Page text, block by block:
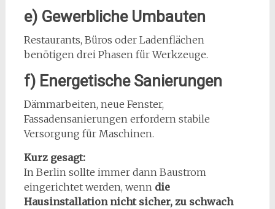
e) Gewerbliche Umbauten
Restaurants, Büros oder Ladenflächen
benötigen drei Phasen für Werkzeuge.
f) Energetische Sanierungen
Dämmarbeiten, neue Fenster,
Fassadensanierungen erfordern stabile
Versorgung für Maschinen.
Kurz gesagt:
In Berlin sollte immer dann Baustrom
eingerichtet werden, wenn die
Hausinstallation nicht sicher, zu schwach